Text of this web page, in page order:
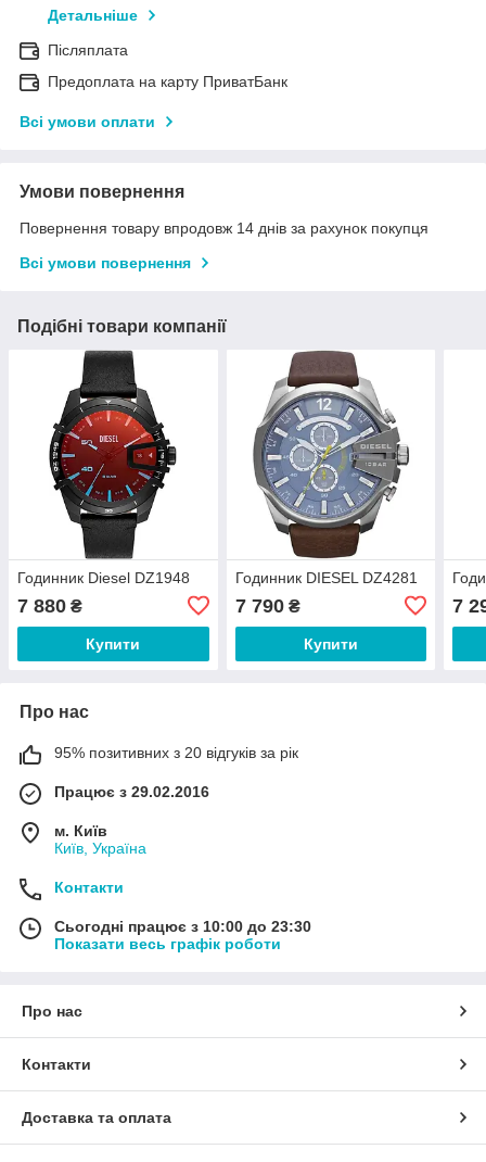
Детальніше
Післяплата
Предоплата на карту ПриватБанк
Всі умови оплати
Умови повернення
Повернення товару впродовж 14 днів за рахунок покупця
Всі умови повернення
Подібні товари компанії
Годинник Diesel DZ1948
7 880 ₴
Купити
Годинник DIESEL DZ4281
7 790₴
Купити
7
Про нас
95% позитивних з 20 відгуків за рік
Працює з 29.02.2016
м. Київ
Київ, Україна
Контакти
Сьогодні працює з 10:00 до 23:30
Показати весь графік роботи
Про нас
Контакти
Доставка та оплата